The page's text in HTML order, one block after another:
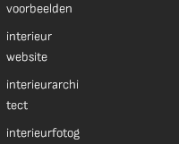
voorbeelden
interieur
website
interieurarchi
tect
interieurfotog